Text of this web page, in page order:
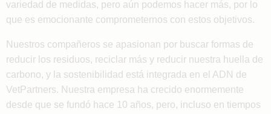
variedad de medidas, pero aún podemos hacer más, por lo
que es emocionante comprometernos con estos objetivos.
Nuestros compañeros se apasionan por buscar formas de
reducir los residuos, reciclar más y reducir nuestra huella de
carbono, y la sostenibilidad está integrada en el ADN de
VetPartners. Nuestra empresa ha crecido enormemente
desde que se fundó hace 10 años, pero, incluso en tiempos